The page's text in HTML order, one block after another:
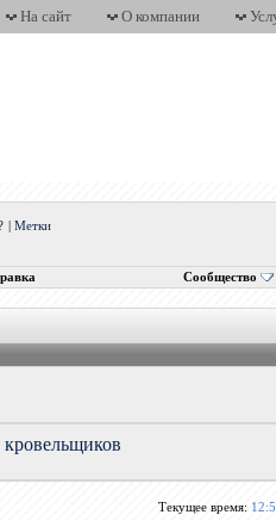
На сайт О компании
|Метки
Сообщество
Текущее время: